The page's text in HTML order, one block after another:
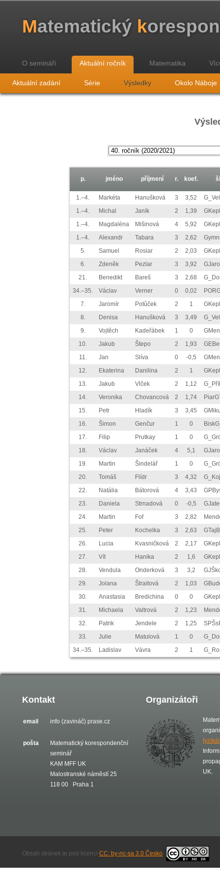
Matematický k
O semináři Aktuální ročník Matematika
Aktuální zadání Série Výsledky Okolo Náboje
p. jméno příjmení r. koef.
1.–4. Markéta Hanušková 3 3,52
1.–4.
Michal Janík 2 1,39
1.–4.
Magdaléna Mišinová 4 5,92
1.–4.
Alexandr Tabara 3 2,62
5.
Samuel Rosiar 2 2,03
6.
Zdeněk Pezlar 3 3,92
21.
Benedikt Bareš 3 2,68
34.–35.
Václav Verner 0 0,02
7.
Jaromír Potůček 2 1
8.
Denisa Hanušková 3 3,49
9.
Vojtěch Kadeřábek 1 0
10.
Jakub Štepo 2 1,93
11.
Jan Slíva 0 -0,5
12.
Ekaterina Danilina 2 1
13.
Jakub Vlček 2 1,12
14.
Veronika Chovancová 2 1,74
15.
Petr Hladík 3 3,45
16.
Šimon Genčur 1 0
17.
Filip Prutkay 1 0
18.
Václav Janáček 4 5,1
19.
Martin Šindelář 1 0
20.
Tomáš Flídr 3 4,32
22.
Natália Bátorová 4 3,43
23.
Daniela Strnadová 0 -0,5
24.
Martin Fof 3 2,82
25.
Peter Kochelka 3 2,63
26.
Lucia Kvasničková 2 2,17
27.
Vít Hanika 2 1,6
28.
Vendula Onderková 3 3,2
29.
Jolana Štraitová 2 1,03
30.
Anastasia Bredichina 0 0
31.
Michaela Valtrová 2 1,23
32.
Patrik Jendele 2 1,25
33.
Julie Matulová 1 0
34.–35.
Ladislav Vávra 2 1
Kontakt
email info (zavináč) prase.cz
pošta
Matematický korespondenční
seminář
KAM MFF UK
Malostranské náměstí 25
118 00 Praha 1
Organizátoři
UK.
Obsah stránek je pod licencí CC: by-nc-sa 3.0 Česko